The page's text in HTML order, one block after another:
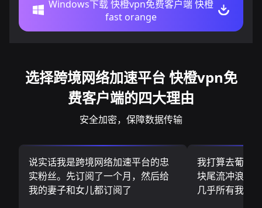
Windows下载 快橙vpn免费客户端 快橙
fast orange
选择跨境网络加速平台 快橙vpn免
费客户端的四大理由
安全加密，保障数据传输
说实话我是跨境网络加速平台的忠
实粉丝。先订阅了一个月，然后给
我的妻子和女儿都订阅了
我打算去葡萄
块尾流冲浪板
几乎所有我需